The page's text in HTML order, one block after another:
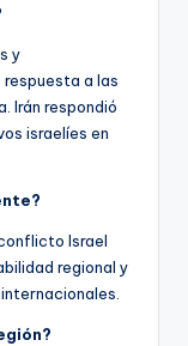
y
respuesta a las
Irán respondió
israelíes en
Israel
regional y